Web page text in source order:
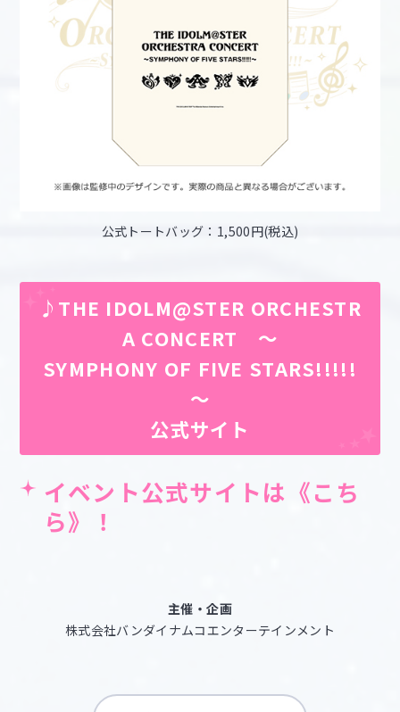
公式トートバッグ：1,500円(税込)
♪THE IDOLM@STER ORCHESTR
A CONCERT ～
SYMPHONY OF FIVE STARS!!!!!
～
公式サイト
イベント公式サイトは《こち
ら》！
主催・企画
株式会社バンダイナムコエンターテインメント